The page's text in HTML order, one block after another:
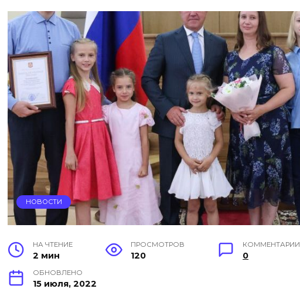
НОВОСТИ
НА ЧТЕНИЕ
2 мин
ПРОСМОТРОВ
120
КОММЕНТАРИИ
0
ОБНОВЛЕНО
15 июля, 2022